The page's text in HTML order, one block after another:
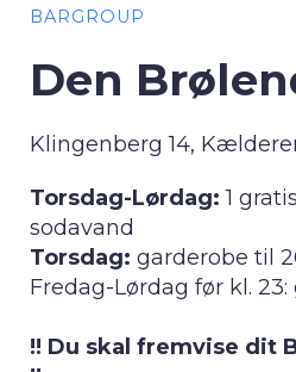
BARGROUP
Den
Klingenberg 14,
Torsdag-Lørdag: 1
sodavand
Torsdag: garderobe til
Fredag-Lørdag før kl.
!! Du skal fremvise dit